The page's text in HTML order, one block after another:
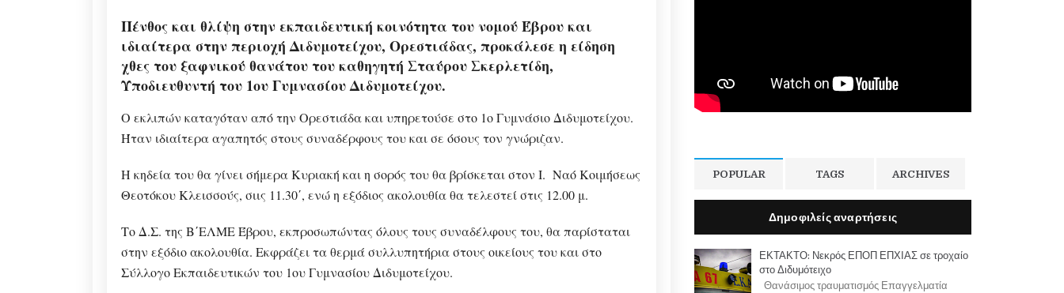
Πένθος και θλίψη στην εκπαιδευτική κοινότητα του νομού Έβρου και
ιδιαίτερα στην περιοχή Διδυμοτείχου, Ορεστιάδας, προκάλεσε η είδηση
χθες του ξαφνικού θανάτου του καθηγητή Σταύρου Σκερλετίδη,
Υποδιευθυντή του 1ου Γυμνασίου Διδυμοτείχου.
Ο εκλιπών καταγόταν από την Ορεστιάδα και υπηρετούσε στο 1ο Γυμνάσιο Διδυμοτείχου.
Ήταν ιδιαίτερα αγαπητός στους συναδέρφους του και σε όσους τον γνώριζαν.
Η κηδεία του θα γίνει σήμερα Κυριακή και η σορός του θα βρίσκεται στον Ι. Ναό Κοιμήσεως
Θεοτόκου Κλεισσούς, σιις 11.30΄, ενώ η εξόδιος ακολουθία θα τελεστεί στις 12.00 μ.
Το Δ.Σ. της Β΄ΕΛΜΕ Έβρου, εκπροσωπώντας όλους τους συναδέλφους του, θα παρίσταται
στην εξόδιο ακολουθία. Εκφράζει τα θερμά συλλυπητήρια στους οικείους του και στο
Σύλλογο Εκπαιδευτικών του 1ου Γυμνασίου Διδυμοτείχου.
POPULAR TAGS ARCHIVES
Δημοφιλείς αναρτήσεις
ΕΚΤΑΚΤΟ: Νεκρός ΕΠΟΠ ΕΠΧΙΑΣ σε τροχαίο
στο Διδυμότειχο
Θανάσιμος τραυματισμός Επαγγελματία